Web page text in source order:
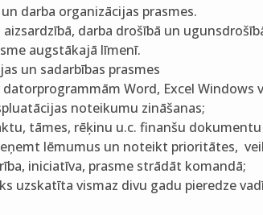
darba organizācijas prasmes.
darba drošībā un
augstākajā līmenī.
un sadarbības prasmes
Word, Excel Windows
noteikumu zināšanas;
tāmes, rēķinu u.c. finanšu
lēmumus un noteikt prioritātes,
iniciatīva, prasme strādāt komandā;
uzskatīta vismaz divu gadu pieredze